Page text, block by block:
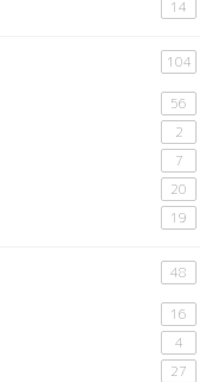
14
104
56
2
7
20
19
48
16
4
27